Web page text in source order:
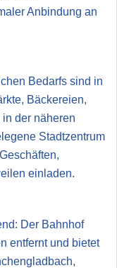
Anbindung an
Bedarfs sind in
Bäckereien,
der näheren
Stadtzentrum
einladen.
Der Bahnhof
entfernt und bietet